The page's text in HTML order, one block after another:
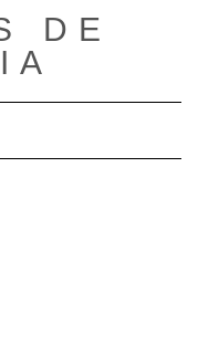
DE
de navegación